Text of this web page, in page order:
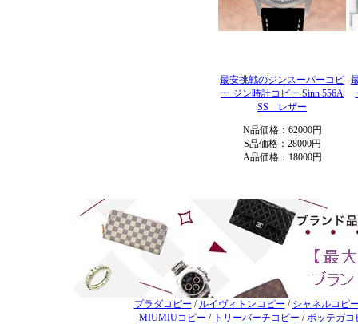
最安挑戦のジンスーパーコピ
ー ジン時計コピー Sinn 556A
SS レザー
N品価格：62000円
S品価格：28000円
A品価格：18000円
プラダコピー / ルイヴィトンコピー / シャネルコピ
MIUMIUコピー / トリーバーチコピー /ボッテガコ